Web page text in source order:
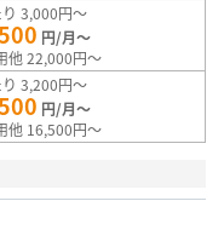
3,000円～
円/月～
他 22,000円～
3,200円～
円/月～
他 16,500円～